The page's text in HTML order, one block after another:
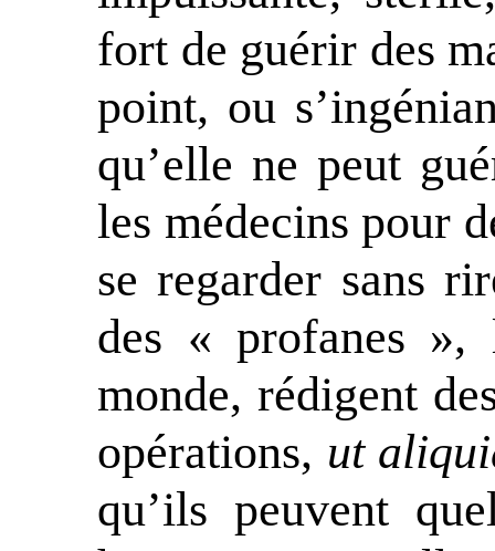
fort de guérir des
point, ou
qu’elle ne peut
les médecins pour
se regarder sans
des « profanes »,
monde, rédigent
opérations, ut
qu’ils peuvent